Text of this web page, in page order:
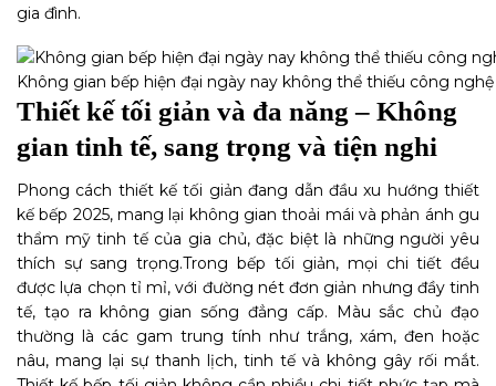
gia đình.
Không gian bếp hiện đại ngày nay không thể thiếu công
Thiết kế tối giản và đa năng – Không
gian tinh tế, sang trọng và tiện nghi
Phong cách thiết kế tối giản đang dẫn đầu xu hướng thiết
kế bếp 2025, mang lại không gian thoải mái và phản ánh gu
thẩm mỹ tinh tế của gia chủ, đặc biệt là những người yêu
thích sự sang trọng.Trong bếp tối giản, mọi chi tiết đều
được lựa chọn tỉ mỉ, với đường nét đơn giản nhưng đầy tinh
tế, tạo ra không gian sống đẳng cấp. Màu sắc chủ đạo
thường là các gam trung tính như trắng, xám, đen hoặc
nâu, mang lại sự thanh lịch, tinh tế và không gây rối mắt.